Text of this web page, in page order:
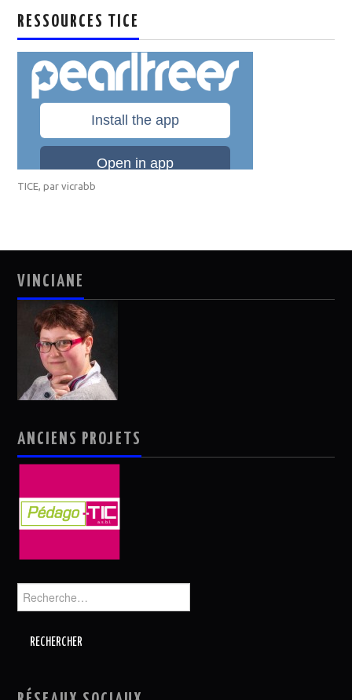
RESSOURCES TICE
TICE, parvicrabb
VINCIANE
ANCIENS PROJETS
Rechercher :